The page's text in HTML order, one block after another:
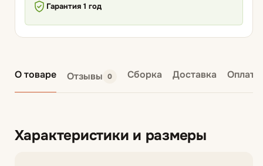
Гарантия 1 год
О товаре Отзывы 0 Сборка Доставка Оплата
Характеристики и размеры